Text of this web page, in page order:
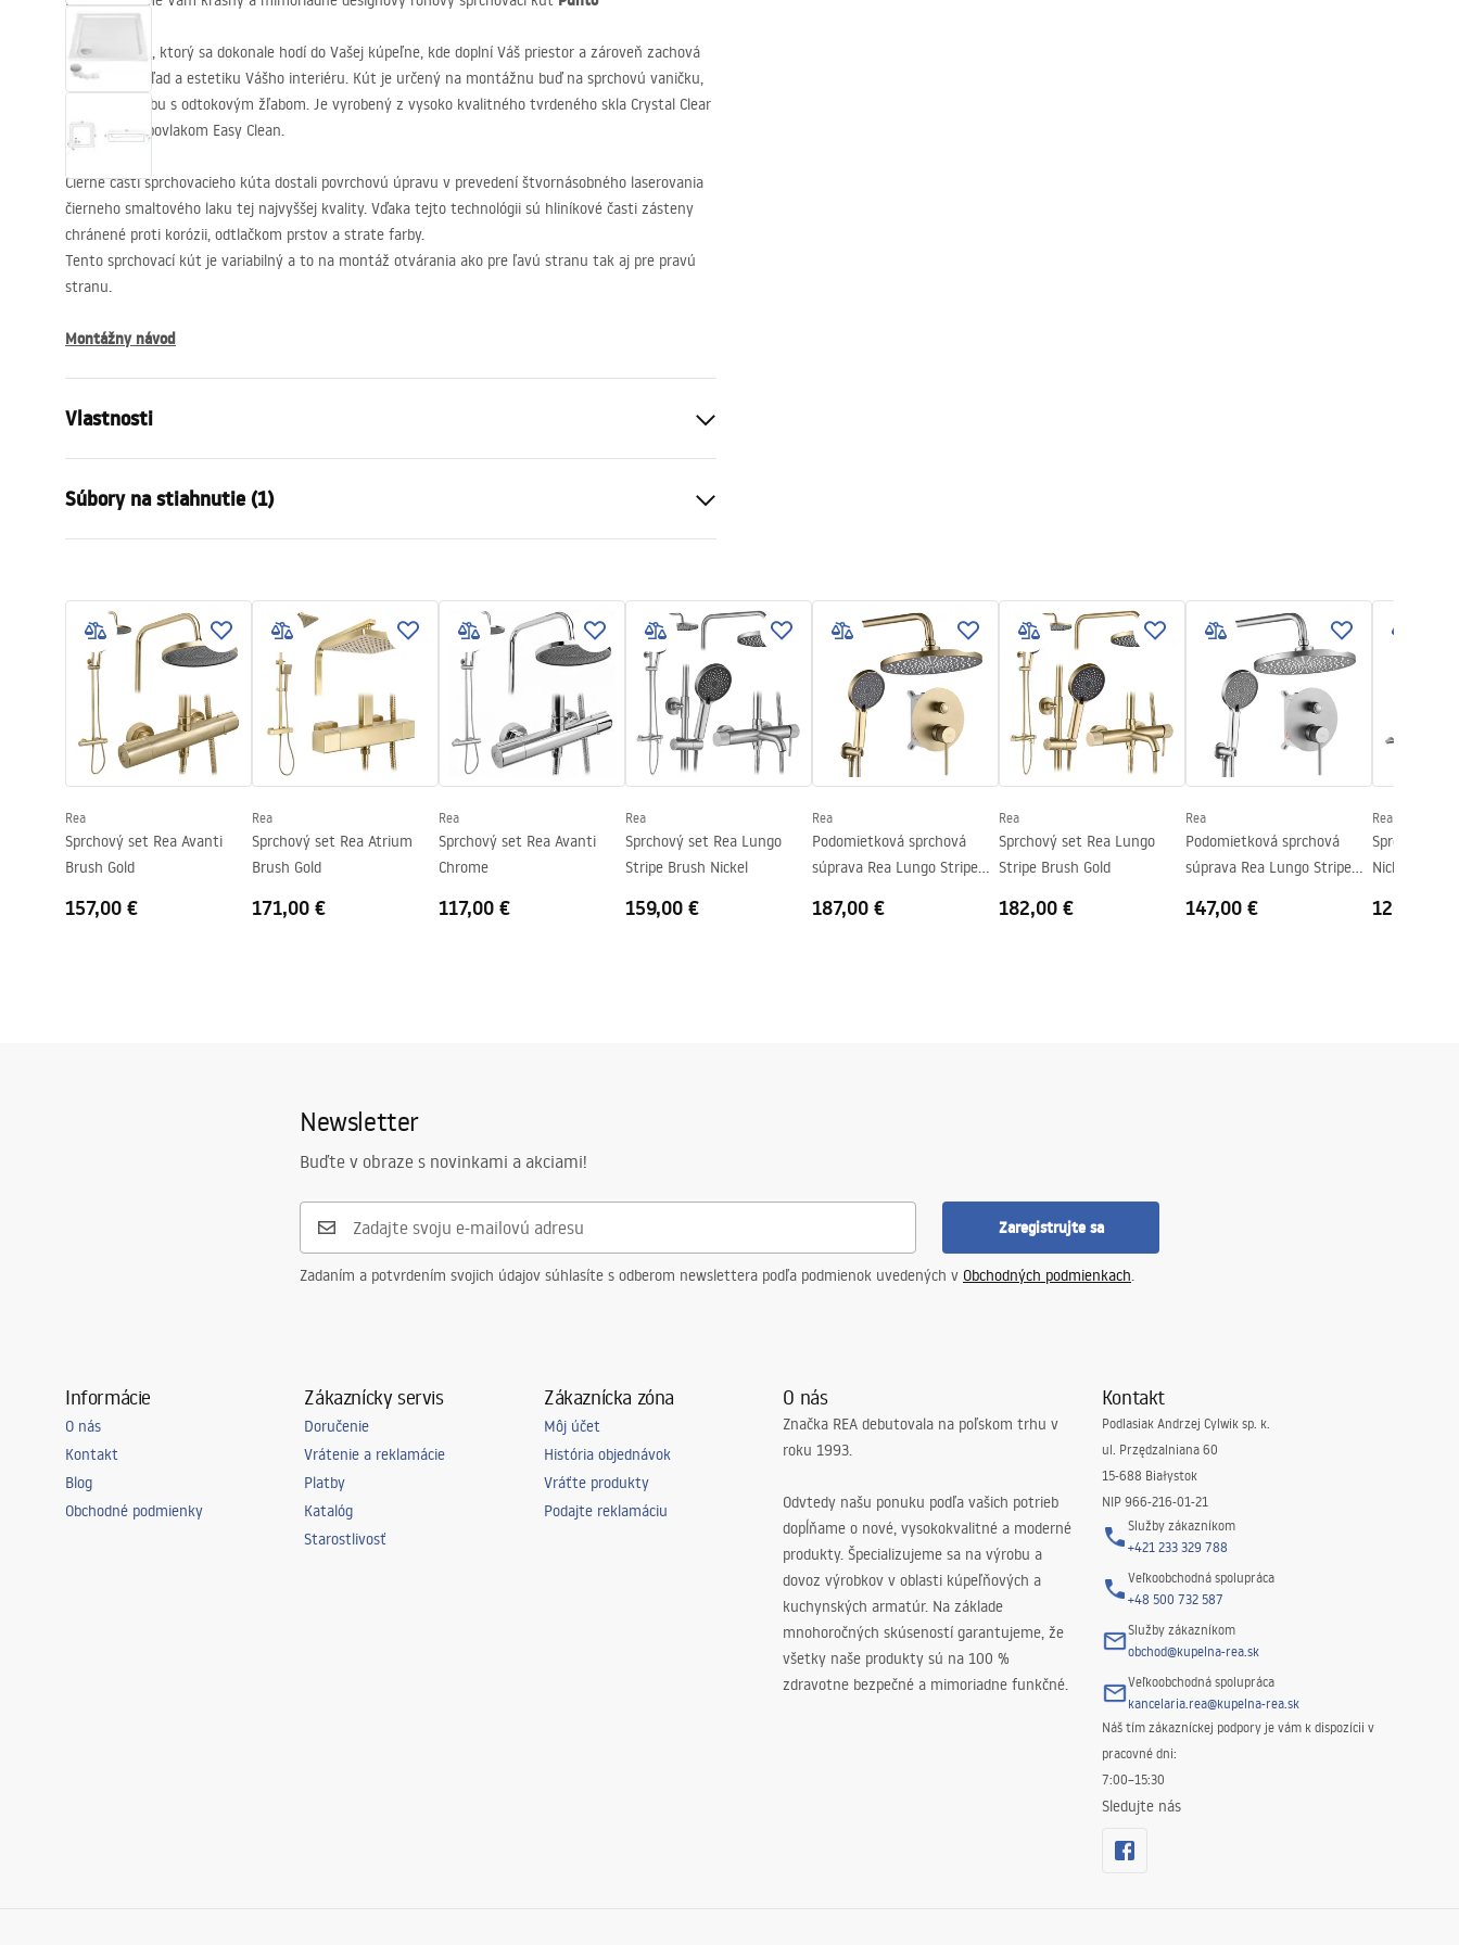
Ide o výrobok, ktorý sa dokonale hodí do Vašej kúpeľne, kde doplní Váš priestor a zároveň zachová
dokonalý vzhľad a estetiku Vášho interiéru. Kút je určený na montážnu buď na sprchovú vaničku,
alebo na dlažbu s odtokovým žľabom. Je vyrobený z vysoko kvalitného tvrdeného skla Crystal Clear
s laserovým povlakom Easy Clean.
Čierne časti sprchovacieho kúta dostali povrchovú úpravu v prevedení štvornásobného laserovania
čierneho smaltového laku tej najvyššej kvality. Vďaka tejto technológii sú hliníkové časti zásteny
chránené proti korózii, odtlačkom prstov a strate farby.
Tento sprchovací kút je variabilný a to na montáž otvárania ako pre ľavú stranu tak aj pre pravú
stranu.
Montážny návod
Vlastnosti
Farba
Typ kabíny
Roh
Spôsob otvárania
zhromaždenie
Na detskom bazéne resp
Výška
mm
Smer kabíny
Univerzálny
Záruka
24 mesiacov
Poťah Easy Clean
Nie
Súbory na stiahnutie (1)
shower manual.pdf
Rea
Sprchový set Rea Avanti
Brush Gold
157,00 €
Rea
Sprchový set Rea Atrium
Brush Gold
171,00 €
Rea
Sprchový set Rea Avanti
Chrome
117,00 €
Rea
Sprchový set Rea Lungo
Stripe Brush Nickel
159,00 €
Rea
Podomietková sprchová
súprava Rea Lungo Stripe
187,00 €
Rea
Sprchový set Rea Lungo
Stripe Brush Gold
182,00 €
Rea
Podomietková sprchová
súprava Rea Lungo Stripe
147,00 €
Rea
Sprchový
Nickel
126,00 €
Newsletter
Buďte v obraze s novinkami a akciami!
Zaregistrujte sa
Zadaním a potvrdením svojich údajov súhlasíte s odberom newslettera podľa podmienok uvedených v Obchodných podmienkach.
Informácie
O nás
Kontakt
Blog
Obchodné podmienky
Zákaznícky servis
Doručenie
Vrátenie a reklamácie
Platby
Katalóg
Starostlivosť
Zákaznícka zóna
Môj účet
História objednávok
Vráťte produkty
Podajte reklamáciu
O nás
Značka REA debutovala na poľskom trhu v
roku 1993.
Odvtedy našu ponuku podľa vašich potrieb
dopĺňame o nové, vysokokvalitné a moderné
produkty. Špecializujeme sa na výrobu a
dovoz výrobkov v oblasti kúpeľňových a
kuchynských armatúr. Na základe
mnohoročných skúseností garantujeme, že
všetky naše produkty sú na 100 %
zdravotne bezpečné a mimoriadne funkčné.
Kontakt
Podlasiak Andrzej Cylwik sp. k.
ul. Przędzalniana 60
15-688 Białystok
NIP 966-216-01-21
Služby zákazníkom
+421 233 329 788
Veľkoobchodná spolupráca
+48 500 732 587
Služby zákazníkom
obchod@kupelna-rea.sk
Veľkoobchodná spolupráca
kancelaria.rea@kupelna-rea.sk
Náš tím zákazníckej podpory je vám k dispozícii v
pracovné dni:
7:00–15:30
Sledujte nás